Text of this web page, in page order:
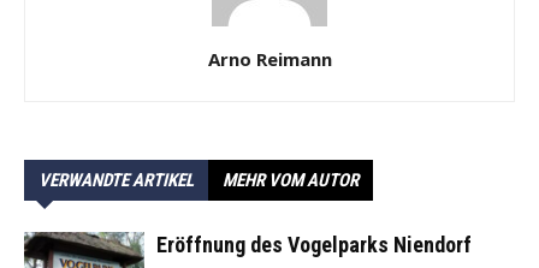
Arno Reimann
VERWANDTE ARTIKEL MEHR VOM AUTOR
Eröffnung des Vogelparks Niendorf